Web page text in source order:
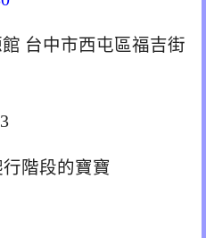
台中市西屯區福吉街
階段的寶寶